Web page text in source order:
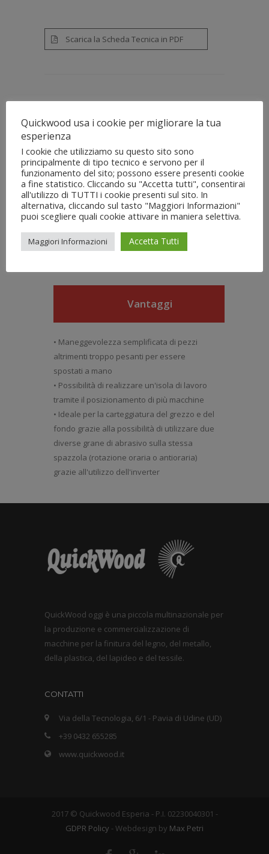
Scarica la Scheda Tecnica in PDF
Caratteristiche
• Velocità di lavoro della spazzola da 200 A
1200 rpm, regolabile in continuo tramite
inverter
• Tavolo a cuscino d'aria 1700 x 700 mm,
equipaggiato con pompa vuoto di 1,5 Kw
• Ruote frenate sulle gambe di sostegno per
il rapido riposizionamento della macchina
Vantaggi
• Maneggevolezza semplificata di pezzi
altrimenti troppo pesanti per essere
spostati a mano
• Possibilità di realizzare un'isola di lavoro
tramite il posizionamento di più macchine
• Ideale per la carteggiatura del grezzo e del
fondo grazie alla possibilità di utilizzare due
diverse grane di abrasivo sulla stessa
spazzola (rotazione oraria o antioraria)
grazie all'utilizzo dell'inverter
QuickWood oggi è una piccola multinazionale per
la produzione e commercializzazione di
macchine per la finitura del legno, del metallo,
della plastica, del lapideo e del tessile.
CONTATTI
Via della Tecnologia, 6/1 - Pavia di Udine (UD)
+39 0432 655285
www.quickwood.it
2017 © Quickwood Esperia - P.I. 02230040301 -
GDPR Policy - Webdesign by Max Petri
Quickwood usa i cookie per migliorare la tua
esperienza
I cookie che utilizziamo su questo sito sono
principalmente di tipo tecnico e servono per il
funzionamento del sito; possono essere presenti cookie
a fine statistico. Cliccando su "Accetta tutti", consentirai
all'utilizzo di TUTTI i cookie presenti sul sito. In
alternativa, cliccando sul tasto "Maggiori Informazioni"
puoi scegliere quali cookie attivare in maniera selettiva.
Maggiori Informazioni Accetta Tutti